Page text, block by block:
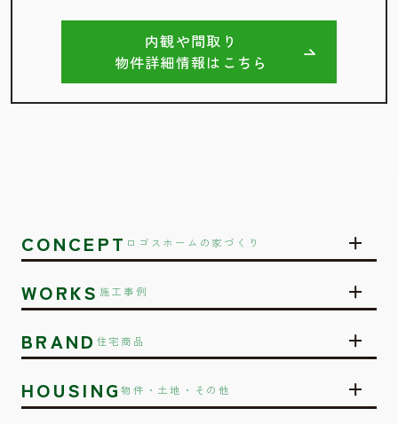
内観や間取り
物件詳細情報はこちら
CONCEPT ロゴスホームの家づくり
WORKS 施工事例
BRAND 住宅商品
HOUSING物件・土地・その他